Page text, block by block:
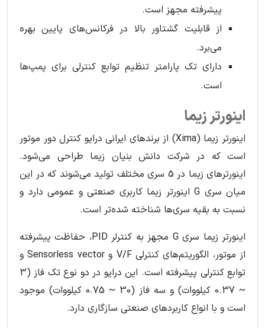
پیشرفته مجهز است.
از قابلیت گشتاور بالا در فرکانس‌های پایین بهره
می‌برد.
دارای تک پارامتر تنظیم توابع کنترلی برای پمپ‌ها
است.
اینورتر زیما
اینورتر زیما (Xima) از برندهای ایرانی درایو کنترل دور موتور
است که در شرکت دانش‌ بنیان زیما طراحی می‌شود.
اینورترهای زیما در 5 سری مختلف تولید می‌شوند که در این
میان سری G اینورتر زیما کاربری صنعتی و عمومی دارد و
نسبت به بقیه سری‌ها شناخته شده‌تر است.
اینورتر زیما سری G مجهز به کنترلر PID، حفاظت پیشرفته
از موتور، الگوریتم‌های کنترلی V/F و Sensorless vector و
توابع کنترلی پیشرفته است. این درایو در دو نوع تک فاز (3
~ 0.37 کیلووات) و سه فاز (30 ~ 0.75 کیلووات) موجود
است و با انواع کاربردهای صنعتی سازگاری دارد.